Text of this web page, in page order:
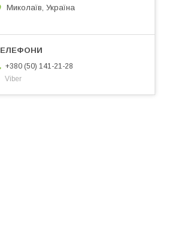
Миколаїв, Україна
+380 (50) 141-21-28
Viber